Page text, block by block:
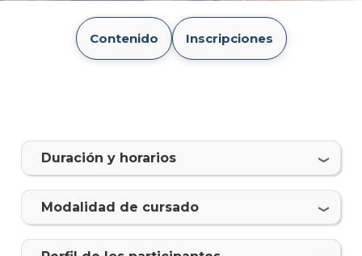
Inscripciones
Duración y horarios
Modalidad de cursado